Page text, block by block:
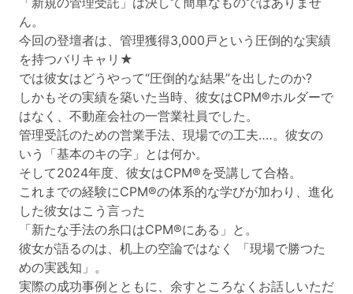
ん。
今回の登壇者は、管理獲得3,000戸という圧倒的な実績
を持つバリキャリ★
では彼女はどうやって“圧倒的な結果”を出したのか?
しかもその実績を築いた当時、彼女はCPM®ホルダーで
はなく、不動産会社の一営業社員でした。
管理受託のための営業手法、現場での工夫‥‥。彼女の
いう「基本のキの字」とは何か。
そして2024年度、彼女はCPM®を受講して合格。
これまでの経験にCPM®の体系的な学びが加わり、進化
した彼女はこう言った
「新たな手法の糸口はCPM®にある」と。
彼女が語るのは、机上の空論ではなく 「現場で勝つた
めの実践知」。
実際の成功事例とともに、余すところなくお話しいただ